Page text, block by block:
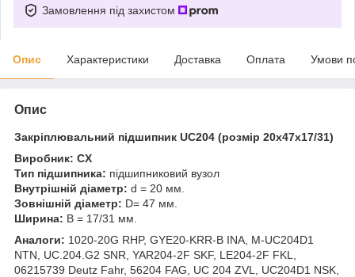
Замовлення під захистом
Опис Характеристики Доставка Оплата Умови
Опис
Закріплювальний підшипник UC204 (розмір 20x47x17/31)
Виробник: CX
Тип підшипника: підшипниковий вузол
Внутрішній діаметр: d = 20 мм.
Зовнішній діаметр: D= 47 мм.
Ширина: B = 17/31 мм.
Аналоги: 1020-20G RHP, GYE20-KRR-B INA, M-UC204D1
NTN, UC.204.G2 SNR, YAR204-2F SKF, LE204-2F FKL,
06215739 Deutz Fahr, 56204 FAG, UC 204 ZVL, UC204D1 NSK,